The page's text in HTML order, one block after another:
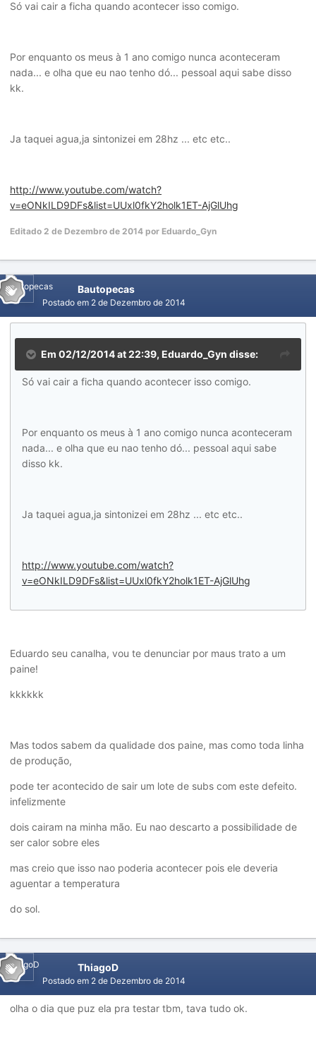
Só vai cair a ficha quando acontecer isso comigo.
Por enquanto os meus à 1 ano comigo nunca aconteceram
nada... e olha que eu nao tenho dó... pessoal aqui sabe disso
kk.
Ja taquei agua,ja sintonizei em 28hz ... etc etc..
http://www.youtube.com/watch?
v=eONkILD9DFs&list=UUxl0fkY2holk1ET-AjGlUhg
Editado 2 de Dezembro de 2014 por Eduardo_Gyn
Bautopecas
Postado em 2 de Dezembro de 2014
Em 02/12/2014 at 22:39, Eduardo_Gyn disse:
Só vai cair a ficha quando acontecer isso comigo.
Por enquanto os meus à 1 ano comigo nunca aconteceram
nada... e olha que eu nao tenho dó... pessoal aqui sabe
disso kk.
Ja taquei agua,ja sintonizei em 28hz ... etc etc..
http://www.youtube.com/watch?
v=eONkILD9DFs&list=UUxl0fkY2holk1ET-AjGlUhg
Eduardo seu canalha, vou te denunciar por maus trato a um
paine!
kkkkkk
Mas todos sabem da qualidade dos paine, mas como toda linha
de produção,
pode ter acontecido de sair um lote de subs com este defeito.
infelizmente
dois cairam na minha mão. Eu nao descarto a possibilidade de
ser calor sobre eles
mas creio que isso nao poderia acontecer pois ele deveria
aguentar a temperatura
do sol.
ThiagoD
Postado em 2 de Dezembro de 2014
olha o dia que puz ela pra testar tbm, tava tudo ok.